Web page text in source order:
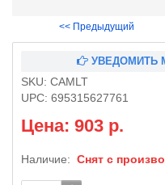
<< Предыдущий
УВЕДОМИТЬ
SKU: CAMLT
UPC: 695315627761
Цена: 903 р.
Наличие: Снят с